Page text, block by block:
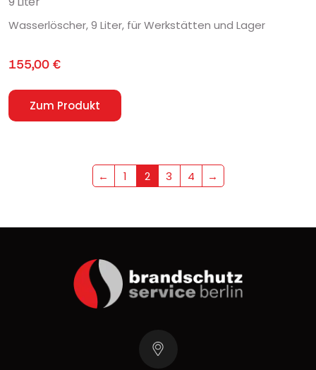
Wasserlöscher, 9 Liter, für Werkstätten und Lager
155,00 €
Zum Produkt
← 1 2 3 4 →